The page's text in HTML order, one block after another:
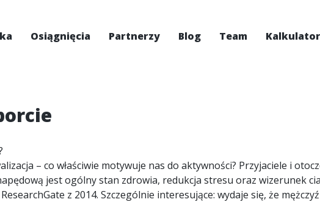
Osiągnięcia Partnerzy Blog Team
– co właściwie motywuje nas do aktywności? Przyjaciele i
jest ogólny stan zdrowia, redukcja stresu oraz wizerunek
z 2014. Szczególnie interesujące: wydaje się, że